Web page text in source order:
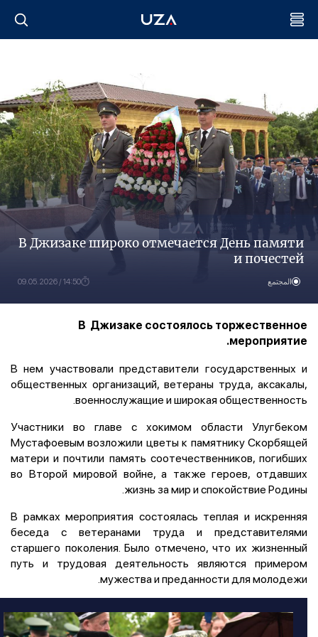
В Джизаке широко отмечается День памяти
и почестей
المجتمع 14:50 / 09.05.2026
В Джизаке состоялось торжественное
мероприятие.
В нем участвовали представители государственных и
общественных организаций, ветераны труда, аксакалы,
военнослужащие и широкая общественность.
Участники во главе с хокимом области Улугбеком
Мустафоевым возложили цветы к памятнику Скорбящей
матери и почтили память соотечественников, погибших
во Второй мировой войне, а также героев, отдавших
жизнь за мир и спокойствие Родины.
В рамках мероприятия состоялась теплая и искренняя
беседа с ветеранами труда и представителями
старшего поколения. Было отмечено, что их жизненный
путь и трудовая деятельность являются примером
мужества и преданности для молодежи.